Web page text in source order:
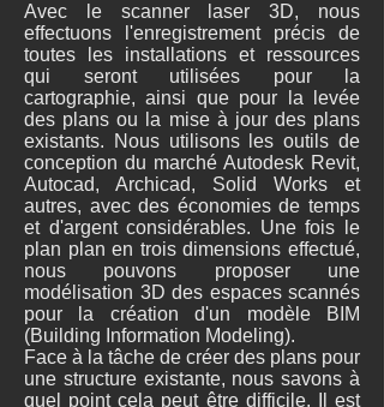
Avec le scanner laser 3D, nous
effectuons l'enregistrement précis de
toutes les installations et ressources
qui seront utilisées pour la
cartographie, ainsi que pour la levée
des plans ou la mise à jour des plans
existants. Nous utilisons les outils de
conception du marché Autodesk Revit,
Autocad, Archicad, Solid Works et
autres, avec des économies de temps
et d'argent considérables. Une fois le
plan plan en trois dimensions effectué,
nous pouvons proposer une
modélisation 3D des espaces scannés
pour la création d'un modèle BIM
(Building Information Modeling).
Face à la tâche de créer des plans pour
une structure existante, nous savons à
quel point cela peut être difficile. Il est